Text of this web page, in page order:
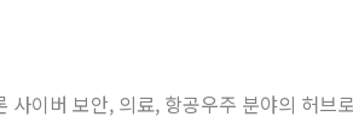
사이버 보안, 의료, 항공우주 분야의 허브